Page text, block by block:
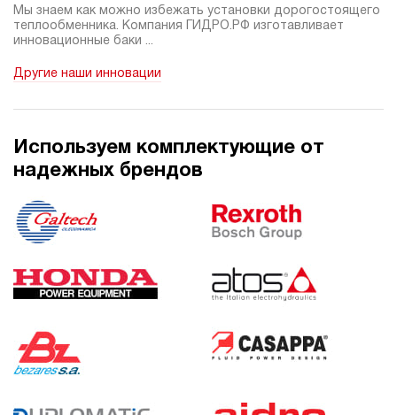
Мы знаем как можно избежать установки дорогостоящего
теплообменника. Компания ГИДРО.РФ изготавливает
инновационные баки ...
Другие наши инновации
Используем комплектующие от
надежных брендов